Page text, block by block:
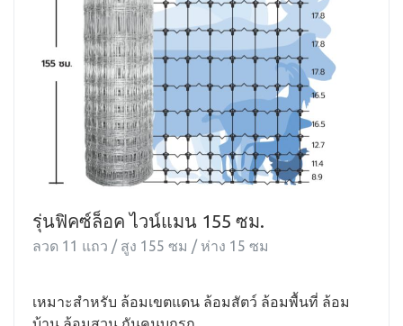
รุ่นฟิคซ์ล็อค ไวน์แมน 155 ซม.
ลวด 11 แถว / สูง 155 ซม / ห่าง 15 ซม
เหมาะสำหรับ ล้อมเขตแดน ล้อมสัตว์ ล้อมพื้นที่ ล้อม